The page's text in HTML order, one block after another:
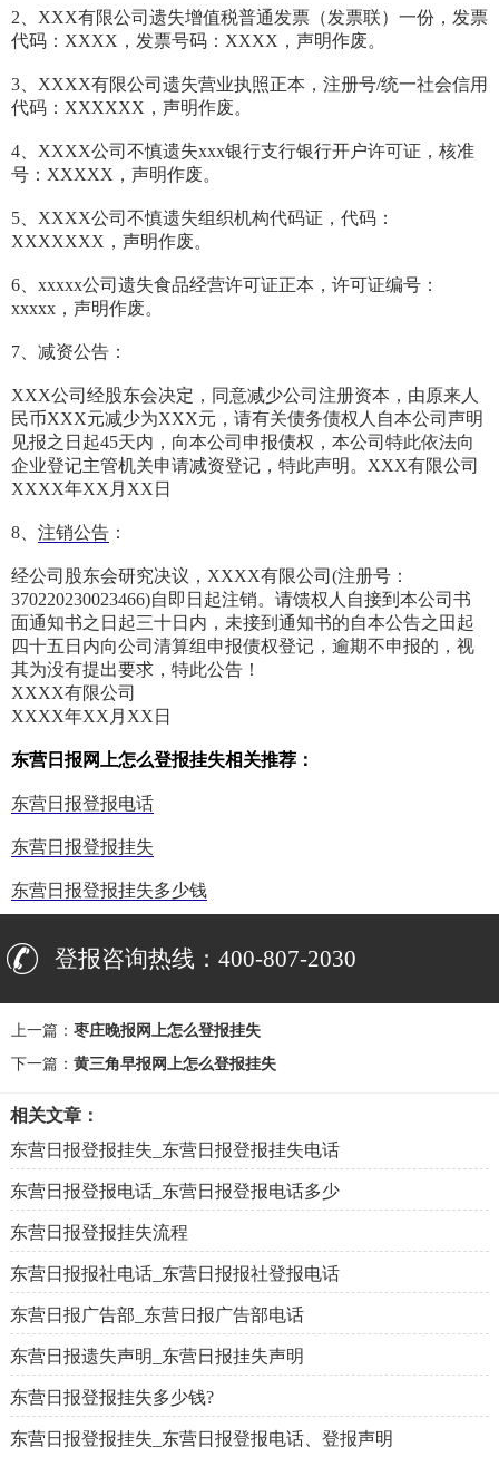
2、XXX有限公司遗失增值税普通发票（发票联）一份，发票
代码：XXXX，发票号码：XXXX，声明作废。
3、XXXX有限公司遗失营业执照正本，注册号/统一社会信用
代码：XXXXXX，声明作废。
4、XXXX公司不慎遗失xxx银行支行银行开户许可证，核准
号：XXXXX，声明作废。
5、XXXX公司不慎遗失组织机构代码证，代码：
XXXXXXX，声明作废。
6、xxxxx公司遗失食品经营许可证正本，许可证编号：
xxxxx，声明作废。
7、减资公告：
XXX公司经股东会决定，同意减少公司注册资本，由原来人
民币XXX元减少为XXX元，请有关债务债权人自本公司声明
见报之日起45天内，向本公司申报债权，本公司特此依法向
企业登记主管机关申请减资登记，特此声明。XXX有限公司
XXXX年XX月XX日
8、 注销公告 ：
经公司股东会研究决议，XXXX有限公司(注册号：
370220230023466)自即日起注销。请馈权人自接到本公司书
面通知书之日起三十日内，未接到通知书的自本公告之田起
四十五日内向公司清算组申报债权登记，逾期不申报的，视
其为没有提出要求，特此公告！
XXXX有限公司
XXXX年XX月XX日
东营日报网上怎么登报挂失相关推荐：
东营日报登报电话
东营日报登报挂失
东营日报登报挂失多少钱
登报咨询热线：400-807-2030
上一篇： 枣庄晚报网上怎么登报挂失
下一篇： 黄三角早报网上怎么登报挂失
相关文章：
东营日报登报挂失_东营日报登报挂失电话
东营日报登报电话_东营日报登报电话多少
东营日报登报挂失流程
东营日报报社电话_东营日报报社登报电话
东营日报广告部_东营日报广告部电话
东营日报遗失声明_东营日报挂失声明
东营日报登报挂失多少钱?
东营日报登报挂失_东营日报登报电话、登报声明